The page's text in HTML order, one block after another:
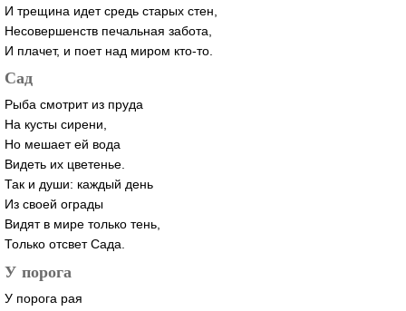
И трещина идет средь старых стен,
Несовершенств печальная забота,
И плачет, и поет над миром кто-то
Сад
Рыба смотрит из пруда
На кусты сирени,
Но мешает ей вода
Видеть их цветенье.
Так и души: каждый день
Из своей ограды
Видят в мире только тень,
Только отсвет Сада.
У порога
У порога рая